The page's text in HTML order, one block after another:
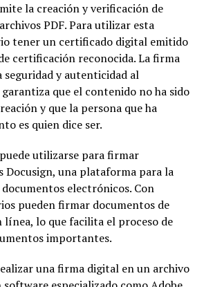
la creación y verificación de
PDF. Para utilizar esta
tener un certificado digital emitido
certificación reconocida. La firma
y autenticidad al
que el contenido no ha sido
y que la persona que ha
es quien dice ser.
utilizarse para firmar
Docusign, una plataforma para la
electrónicos. Con
pueden firmar documentos de
línea, lo que facilita el proceso de
importantes.
una firma digital en un archivo